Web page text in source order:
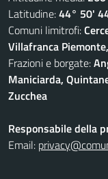
Latitudine:44° 50'
Comuni limitrofi:
Villafranca
Frazioni e borgate:
Maniciarda,
Zucchea
Responsabile della
Email: